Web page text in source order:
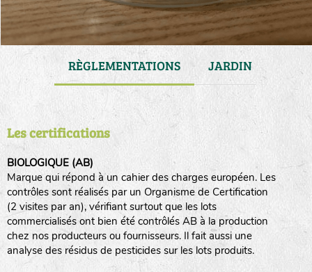
RÈGLEMENTATIONS JARDIN
Les certifications
BIOLOGIQUE (AB)
Marque qui répond à un cahier des charges européen. Les
contrôles sont réalisés par un Organisme de Certification
(2 visites par an), vérifiant surtout que les lots
commercialisés ont bien été contrôlés AB à la production
chez nos producteurs ou fournisseurs. Il fait aussi une
analyse des résidus de pesticides sur les lots produits.
haies